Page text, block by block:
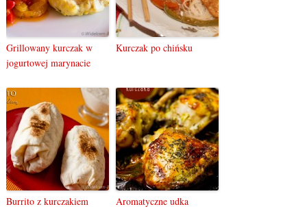
Grillowany kurczak w
jogurtowej marynacie
Kurczak po chińsku
Burrito z kurczakiem
Aromatyczne udka